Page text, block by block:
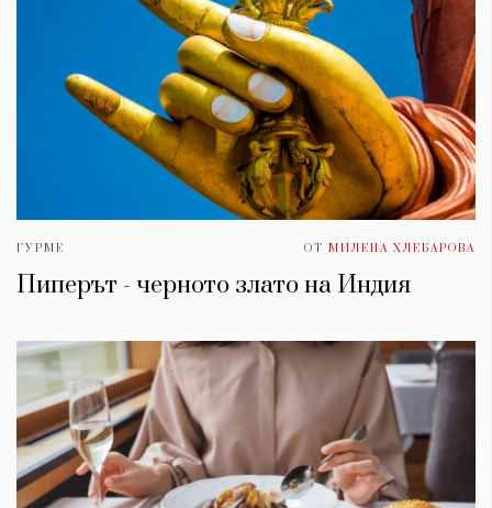
ГУРМЕ ОТ МИЛЕНА ХЛЕБАРОВА
Пиперът - черното злато на Индия